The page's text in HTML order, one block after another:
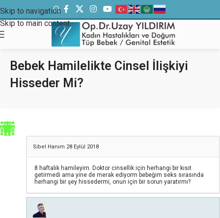
Skip to navigation
Skip to main content
Bebek Hamilelikte Cinsel İlişkiyi
Hisseder Mi?
Sibel Hanım 28 Eylül 2018
8 haftalık hamileyim. Doktor cinsellik için herhangi bir kısıt
getirmedi ama yine de merak ediyorm bebeğim seks sırasında
herhangi bir şey hissedermi, onun için bir sorun yaratırmı?